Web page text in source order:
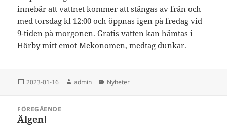
innebär att vattnet kommer att stängas av från och
med torsdag kl 12:00 och öppnas igen på fredag vid
9-tiden på morgonen. Gratis vatten kan hämtas i
Hörby mitt emot Mekonomen, medtag dunkar.
Postat
2023-01-16 Författare
admin Kategorier
Nyheter
FÖREGÅENDE
Föregående
Älgen!